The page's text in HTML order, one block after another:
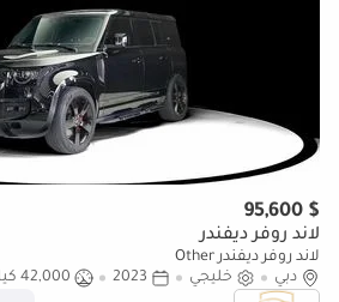
$ 95,600
لاند روفر ديفندر
لاند روفر ديفندر Other
دبي
خليجي 2023
42,000 كيلومتر